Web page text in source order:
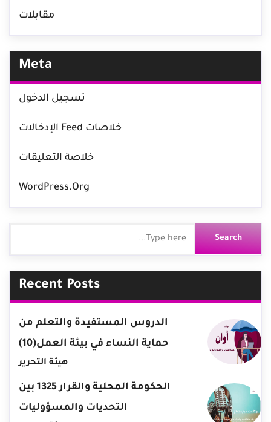
مقابلات
Meta
تسجيل الدخول
خلاصات Feed الإدخالات
خلاصة التعليقات
WordPress.org
Recent Posts
الدروس المستفيدة والتعلم من
حماية النساء في بيئة العمل(10)
هيئة التحرير
الحكومة المحلية والقرار 1325 بين
التحديات والمسؤوليات